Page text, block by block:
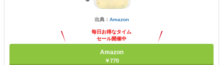
出典： Amazon
毎日お得なタイム
セール開催中
Amazon
￥770